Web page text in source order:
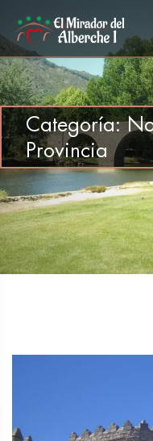
Categoría:
Provincia